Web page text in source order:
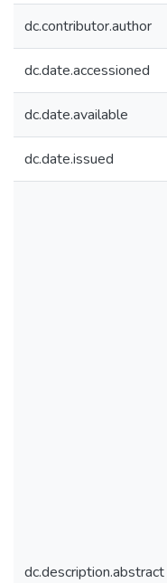
dc.contributor.author
dc.date.accessioned
dc.date.available
dc.date.issued
dc.description.abstract